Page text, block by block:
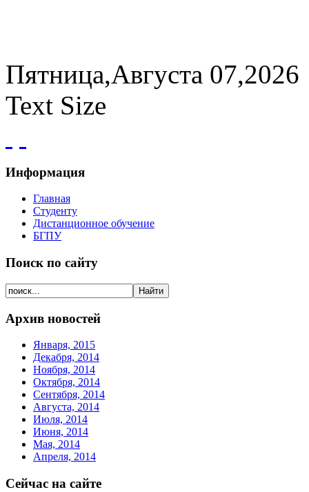
Пятница,Августа 07,2026
Text Size
Информация
Главная
Студенту
Дистанционное обучение
БГПУ
Поиск по сайту
Архив новостей
Января, 2015
Декабря, 2014
Ноября, 2014
Октября, 2014
Сентября, 2014
Августа, 2014
Июля, 2014
Июня, 2014
Мая, 2014
Апреля, 2014
Сейчас на сайте